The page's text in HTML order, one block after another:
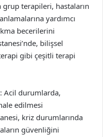
terapileri, hastaların
yardımcı
becerilerini
bilişsel
gibi çeşitli terapi
Acil durumlarda,
edilmesi
kriz durumlarında
güvenliğini